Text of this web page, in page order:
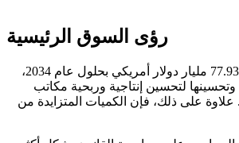
رؤى السوق الرئيسية
بلغت قيمة حجم سوق التكنولوجيا القانونية العالمية 33.97 مليار دولار أمريكي في عام 2025، ومن المتوقع أن ينمو من 36.72 مليار دولار أمريكي في عام 2026 إلى 77.93 مليار دولار أمريكي بحلول عام 2034،
وتحسينها لتحسين إنتاجية وربحية مكاتب
المحاماة وتبسيط العمليات. تمكنت شركات المحاماة والخدمات القانونية من تسجيل البيانات بشكل آمن بسبب الاتجاه الناشئ للعقود الذكية وتكنولوجيا blockchain. علاوة على ذلك، فإن الكميات المتزايدة من